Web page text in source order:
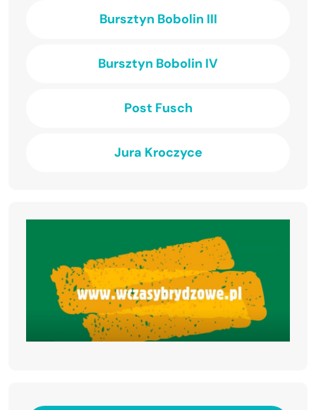
Bursztyn Bobolin III
Bursztyn Bobolin IV
Post Fusch
Jura Kroczyce